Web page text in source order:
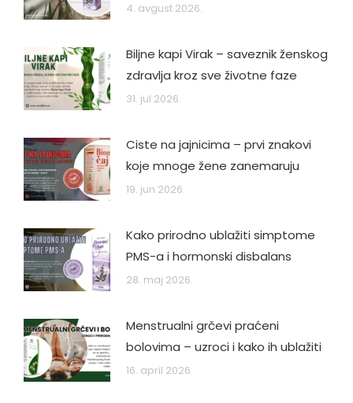
4. avgust 2026.
Biljne kapi Virak – saveznik ženskog
zdravlja kroz sve životne faze
31. jul 2026.
Ciste na jajnicima – prvi znakovi
koje mnoge žene zanemaruju
19. jun 2026.
Kako prirodno ublažiti simptome
PMS-a i hormonski disbalans
28. maj 2026.
Menstrualni grčevi praćeni
bolovima – uzroci i kako ih ublažiti
16. april 2026.